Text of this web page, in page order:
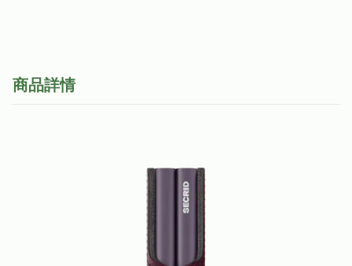
商品詳情